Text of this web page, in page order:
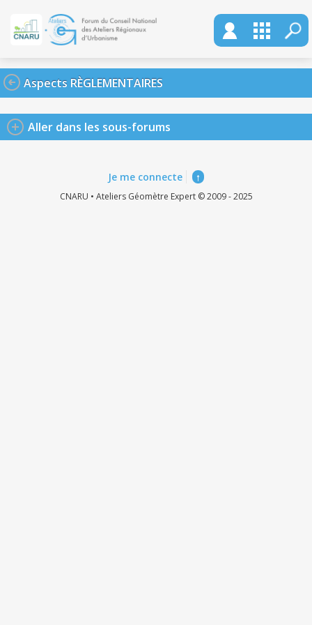
Aspects RÈGLEMENTAIRES
Aller dans les sous-forums
Je me connecte ↑
CNARU • Ateliers Géomètre Expert © 2009 - 2025